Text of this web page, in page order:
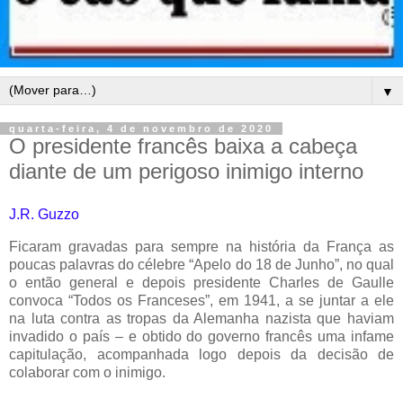
▼
quarta-feira, 4 de novembro de 2020
O presidente francês baixa a cabeça
diante de um perigoso inimigo interno
J.R. Guzzo
Ficaram gravadas para sempre na história da França as
poucas palavras do célebre “Apelo do 18 de Junho”, no qual
o então general e depois presidente Charles de Gaulle
convoca “Todos os Franceses”, em 1941, a se juntar a ele
na luta contra as tropas da Alemanha nazista que haviam
invadido o país – e obtido do governo francês uma infame
capitulação, acompanhada logo depois da decisão de
colaborar com o inimigo.